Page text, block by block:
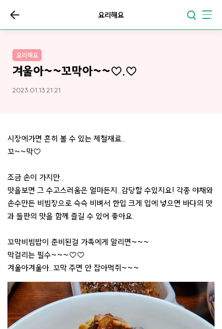
요리해요
요리해요
겨울아~~꼬막아~~♡.♡
2023.01.13 21:21
시장에가면 흔히 볼 수 있는 제철재료..
꼬~~막♡
조금 손이 가지만..
맛을보면 그 수고스러움은 얼마든지..감당할 수있지요! 각종 야채와
손수만든 비빔장으로 슥슥 비벼서 한입 크게 입에 넣으면 바다의 맛
과 들판의 맛을 함께 즐길 수 있어 좋아요.
꼬막비빔밥이 준비된걸 가족에게 알리면~~~
막걸리는 필수~~~♡♡
겨울아겨울아..꼬막 주면 안 잡아먹쥐~~~